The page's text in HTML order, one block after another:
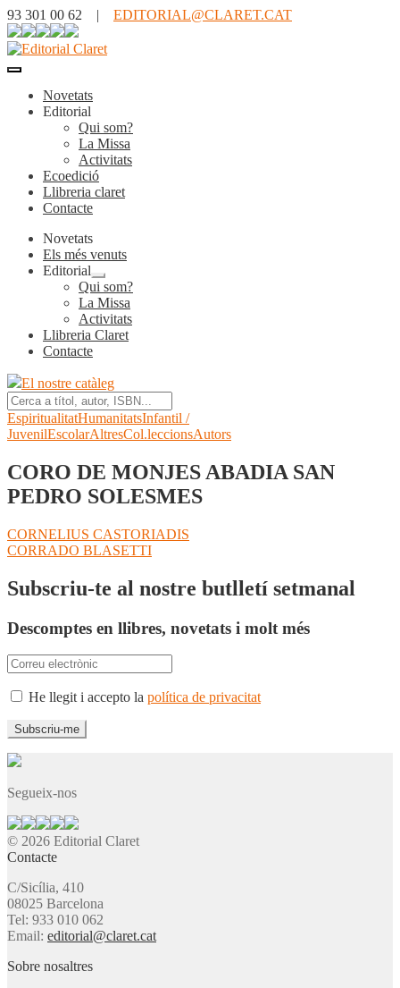
93 301 00 62 | EDITORIAL@CLARET.CAT
Novetats
Editorial
Qui som?
La Missa
Activitats
Ecoedició
Llibreria claret
Contacte
Novetats
Els més venuts
Editorial
Expandeix
el
menú
secundari
Qui som?
La Missa
Activitats
Llibreria Claret
Contacte
El nostre catàleg
EspiritualitatHumanitatsInfantil /
JuvenilEscolarAltresCol.leccionsAutors
CORO DE MONJES ABADIA SAN
PEDRO SOLESMES
Navegació
d'entrades
Entrada
anterior:
CORNELIUS CASTORIADIS
Pròxima
CORRADO BLASETTI
Subscriu-te al nostre butlletí setmanal
Descomptes en llibres, novetats i molt més
He llegit i accepto la política de privacitat
Segueix-nos
© 2026 Editorial Claret
Contacte
C/Sicília, 410
08025 Barcelona
Tel: 933 010 062
Email: editorial@claret.cat
Sobre nosaltres